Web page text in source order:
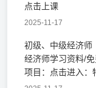
点击上课
2025-11-17
初级、中级经济师
经济师学习资料/
项目：点击进入：